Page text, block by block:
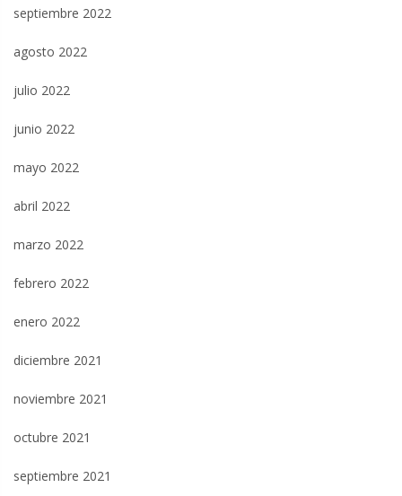
septiembre 2022
agosto 2022
julio 2022
junio 2022
mayo 2022
abril 2022
marzo 2022
febrero 2022
enero 2022
diciembre 2021
noviembre 2021
octubre 2021
septiembre 2021